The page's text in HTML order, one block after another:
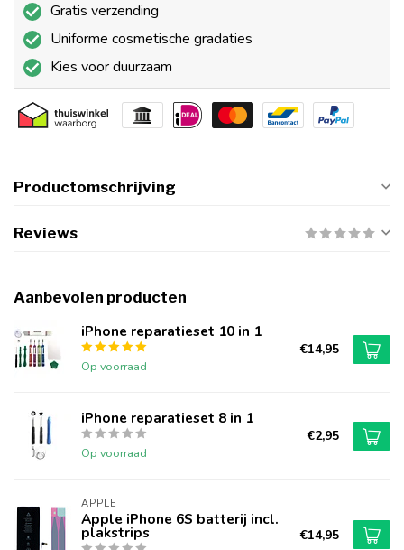
Gratis verzending
Uniforme cosmetische gradaties
Kies voor duurzaam
Productomschrijving
Reviews
Aanbevolen producten
iPhone reparatieset 10 in 1
Op voorraad
€14,95
iPhone reparatieset 8 in 1
Op voorraad
€2,95
APPLE
Apple iPhone 6S batterij incl.
plakstrips €14,95